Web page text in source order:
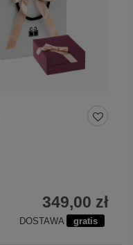
349,00 zł
DOSTAWA gratis